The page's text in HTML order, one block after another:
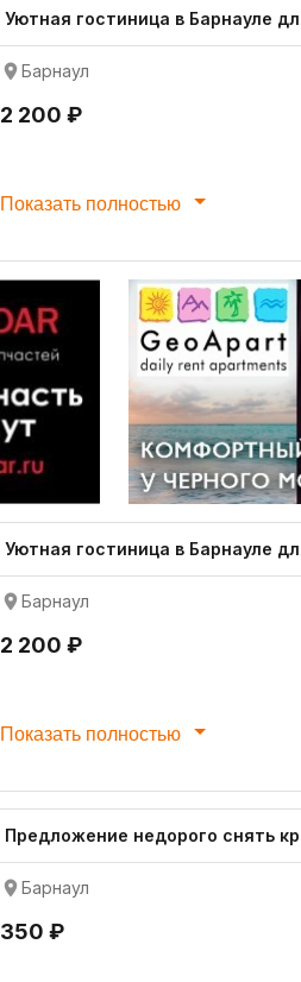
Уютная гостиница в Барнауле
Барнаул
2 200 ₽
Показать полностью
Уютная гостиница в Барнауле
Барнаул
2 200 ₽
Показать полностью
Предложение недорого снять
Барнаул
350 ₽